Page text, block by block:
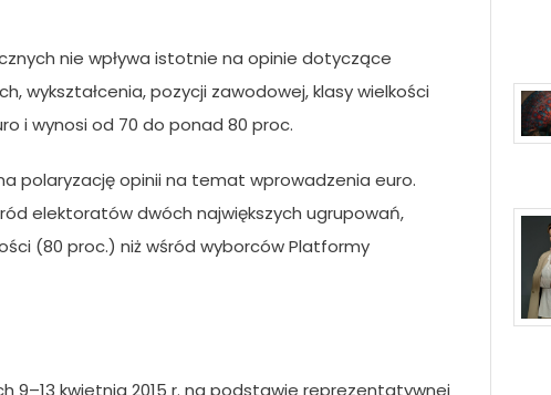
nie wpływa istotnie na opinie dotyczące
wykształcenia, pozycji zawodowej, klasy wielkości
i wynosi od 70 do ponad 80 proc.
polaryzację opinii na temat wprowadzenia euro.
elektoratów dwóch największych ugrupowań,
(80 proc.) niż wśród wyborców Platformy
kwietnia 2015 r. na podstawie reprezentatywnej